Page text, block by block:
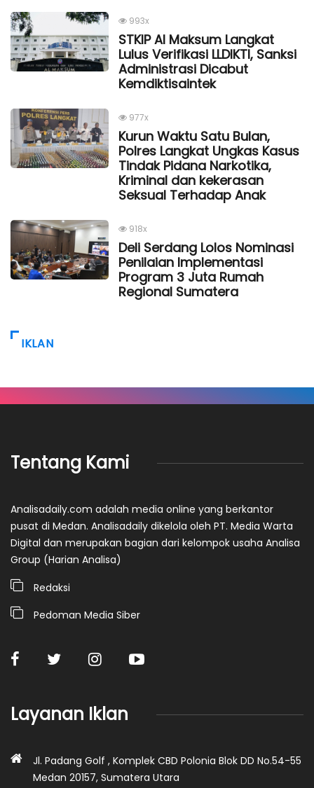
993x
STKIP Al Maksum Langkat
Lulus Verifikasi LLDIKTI, Sanksi
Administrasi Dicabut
Kemdiktisaintek
977x
Kurun Waktu Satu Bulan,
Polres Langkat Ungkas Kasus
Tindak Pidana Narkotika,
Kriminal dan kekerasan
Seksual Terhadap Anak
918x
Deli Serdang Lolos Nominasi
Penilaian Implementasi
Program 3 Juta Rumah
Regional Sumatera
IKLAN
Tentang Kami
Analisadaily.com adalah media online yang berkantor
pusat di Medan. Analisadaily dikelola oleh PT. Media Warta
Digital dan merupakan bagian dari kelompok usaha Analisa
Group (Harian Analisa)
Redaksi
Pedoman Media Siber
Layanan Iklan
Jl. Padang Golf , Komplek CBD Polonia Blok DD No.54-55
Medan 20157, Sumatera Utara